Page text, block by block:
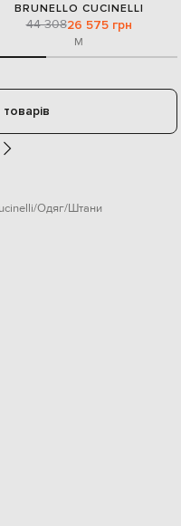
BRUNELLO CUCINELLI
44 30826 575 грн
M
товарів
Одяг Штани